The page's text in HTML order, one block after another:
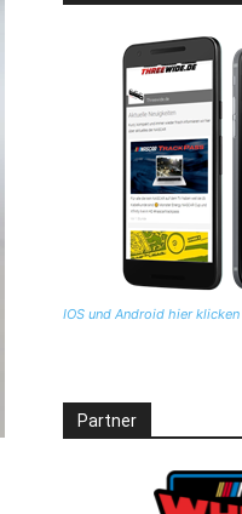
IOS und Android hier klicken
Partner